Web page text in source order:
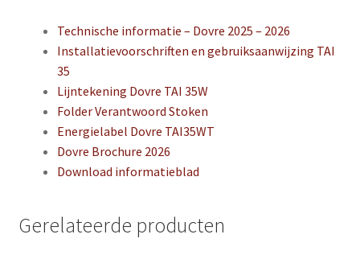
Technische informatie – Dovre 2025 – 2026
Installatievoorschriften en gebruiksaanwijzing TAI
35
Lijntekening Dovre TAI 35W
Folder Verantwoord Stoken
Energielabel Dovre TAI35WT
Dovre Brochure 2026
Download informatieblad
Gerelateerde producten